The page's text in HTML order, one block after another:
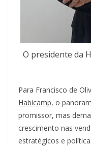
O presidente da
Para Francisco de
Habicamp, o
promissor, mas
crescimento nas
estratégicos e